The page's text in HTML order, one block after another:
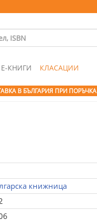
Е-КНИГИ КЛАСАЦИИ
В БЪЛГАРИЯ ПРИ ПОРЪЧКА
книжница